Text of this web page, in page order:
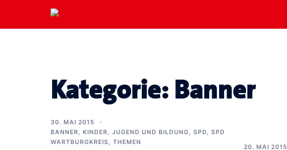
springen
Kategorie: Banner
30. MAI 2015
BANNER
KINDER, JUGEND UND BILDUNG SPD
SPD
WARTBURGKREIS
THEMEN
20. MAI 2015